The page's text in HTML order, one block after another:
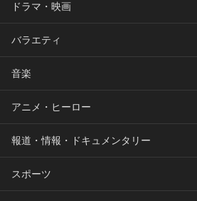
ドラマ・映画
バラエティ
音楽
アニメ・ヒーロー
報道・情報・ドキュメンタリー
スポーツ